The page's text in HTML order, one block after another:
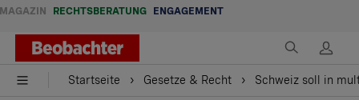
MAGAZIN RECHTSBERATUNG ENGAGEMENT
Startseite Gesetze & Recht Schweiz soll in